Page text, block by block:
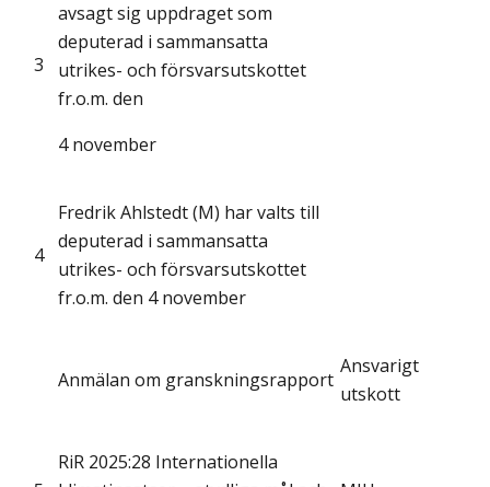
3
avsagt sig uppdraget som
deputerad i sammansatta
utrikes- och försvarsutskottet
fr.o.m. den
4 november
4
Fredrik Ahlstedt (M) har valts till
deputerad i sammansatta
utrikes- och försvarsutskottet
fr.o.m. den 4 november
Anmälan om granskningsrapport
Ansvarigt
utskott
RiR 2025:28 Internationella